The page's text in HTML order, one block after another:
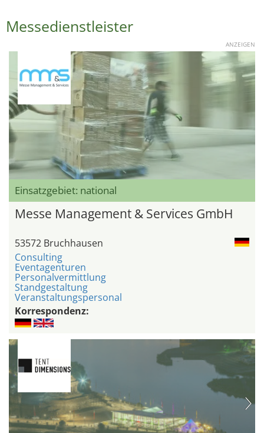
Messedienstleister
ANZEIGEN
Einsatzgebiet: national
Messe Management & Services GmbH
53572 Bruchhausen
Consulting
Eventagenturen
Personalvermittlung
Standgestaltung
Veranstaltungspersonal
Korrespondenz: